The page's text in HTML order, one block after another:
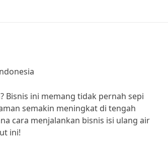
Bisnis ini memang tidak pernah sepi
semakin meningkat di tengah
cara menjalankan bisnis isi ulang air
ini!